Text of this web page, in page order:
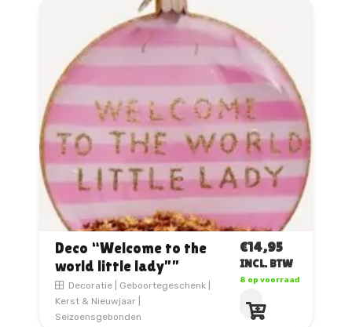
Deco “Welcome to the
world little lady””
Decoratie| Geboortegeschenk|
Kerst & Nieuwjaar
Seizoensgebonden
€14,95
INCL. BTW
8 op voorraad